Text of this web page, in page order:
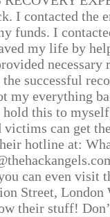
I contacted the
funds. I
my life by
the successful
my everything
this to
victims can get
hotline at:
can even visit
Street, London
their stuff!